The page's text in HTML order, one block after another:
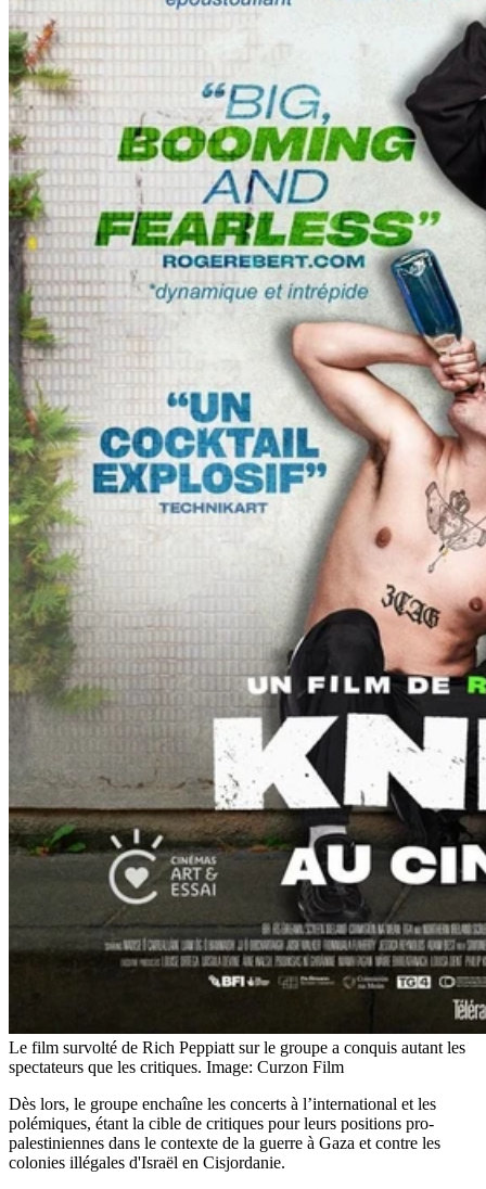
Le film survolté de Rich Peppiatt sur le groupe a conquis autant les
spectateurs que les critiques. Image: Curzon Film
Dès lors, le groupe enchaîne les concerts à l’international et les
polémiques, étant la cible de critiques pour leurs positions pro-
palestiniennes dans le contexte de la guerre à Gaza et contre les
colonies illégales d'Israël en Cisjordanie.